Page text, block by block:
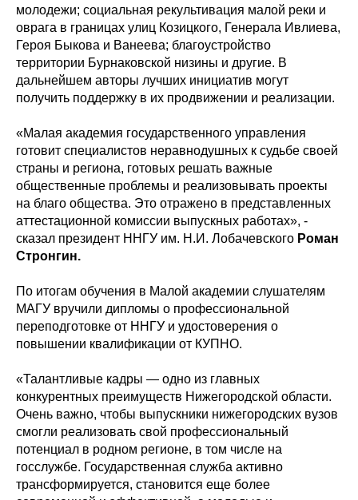
молодежи; социальная рекультивация малой реки и
оврага в границах улиц Козицкого, Генерала Ивлиева,
Героя Быкова и Ванеева; благоустройство
территории Бурнаковской низины и другие. В
дальнейшем авторы лучших инициатив могут
получить поддержку в их продвижении и реализации.
«Малая академия государственного управления
готовит специалистов неравнодушных к судьбе своей
страны и региона, готовых решать важные
общественные проблемы и реализовывать проекты
на благо общества. Это отражено в представленных
аттестационной комиссии выпускных работах», -
сказал президент ННГУ им. Н.И. Лобачевского Роман
Стронгин.
По итогам обучения в Малой академии слушателям
МАГУ вручили дипломы о профессиональной
переподготовке от ННГУ и удостоверения о
повышении квалификации от КУПНО.
«Талантливые кадры — одно из главных
конкурентных преимуществ Нижегородской области.
Очень важно, чтобы выпускники нижегородских вузов
смогли реализовать свой профессиональный
потенциал в родном регионе, в том числе на
госслужбе. Государственная служба активно
трансформируется, становится еще более